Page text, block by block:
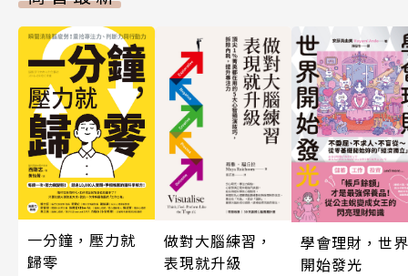
一分鐘，壓力就
歸零
做對大腦練習，
表現就升級
學會理財，世界
開始發光